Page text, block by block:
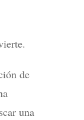
de
una